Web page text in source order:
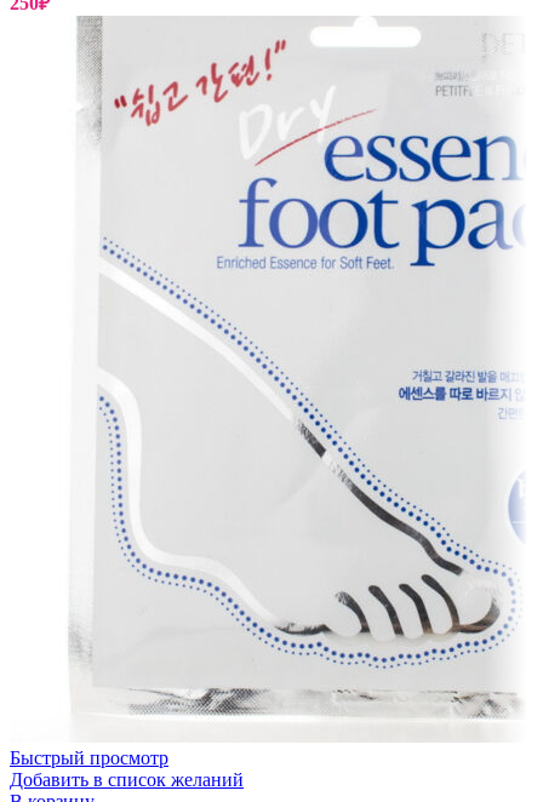
Быстрый просмотр
Добавить в список желаний